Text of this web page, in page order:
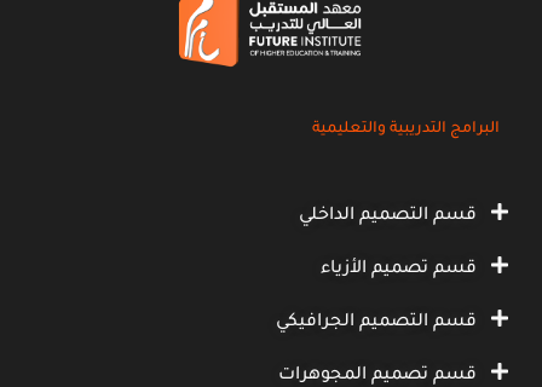
البرامج التدريبية والتعليمية
قسم التصميم الداخلي
قسم تصميم الأزياء
قسم التصميم الجرافيكي
قسم تصميم المجوهرات